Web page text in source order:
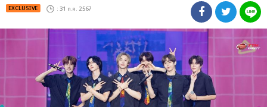
EXCLUSIVE : 31 ก.ค. 2567